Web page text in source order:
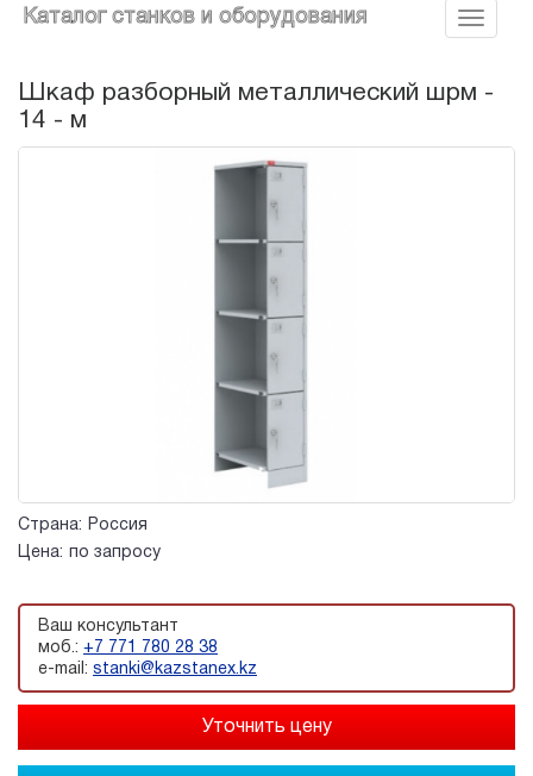
Каталог станков и оборудования
Шкаф разборный металлический шрм -
14 - м
Страна:
Россия
Цена:
по запросу
Ваш консультант
моб.: +7 771 780 28 38
e-mail: stanki@kazstanex.kz